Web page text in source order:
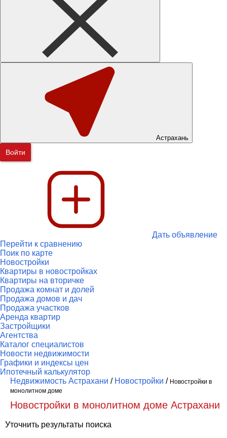
Астрахань
Войти
Дать объявление
Перейти к сравнению
Поик по карте
Новостройки
Квартиры в новостройках
Квартиры на вторичке
Продажа комнат и долей
Продажа домов и дач
Продажа участков
Аренда квартир
Застройщики
Агентства
Каталог специалистов
Новости недвижимости
Графики и индексы цен
Ипотечный калькулятор
Недвижимость Астрахани / Новостройки / Новостройки в
монолитном доме
Новостройки в монолитном доме Астрахани
Уточнить результаты поиска